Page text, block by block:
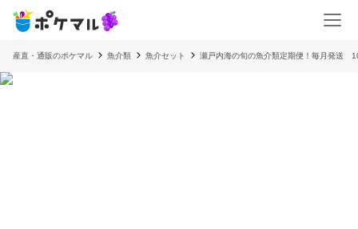
産直・通販のポケマル 魚介類 魚介セット 瀬戸内海の旬の魚介類定期便！毎月発送